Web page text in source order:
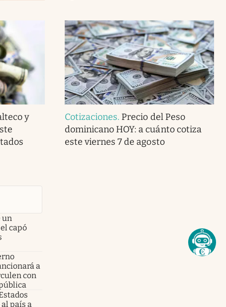
y
Cotizaciones. Precio del Peso
dominicano HOY: a cuánto cotiza
este viernes 7 de agosto
un
capó
a
con
país a